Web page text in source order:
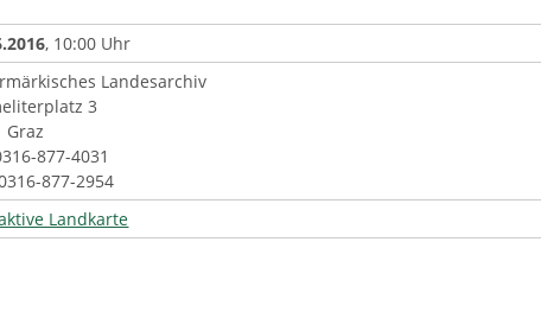
, 10:00 Uhr
Landesarchiv
3
Graz
877-4031
877-2954
Landkarte